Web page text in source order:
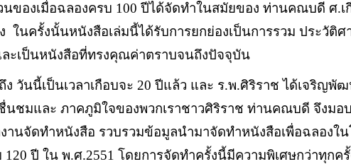
ของเมื่อฉลองครบ 100 ปีได้จัดทำในสมัยของ ท่านคณบดี ศ.
ในครั้งนั้นหนังสือเล่มนี้ได้รับการยกย่องเป็นการรวม ประวัติศ
ะเป็นหนังสือที่ทรงคุณค่าตราบจนถึงปัจจุบัน
วันนี้เป็นเวลาเกือบจะ 20 ปีแล้ว และ ร.พ.ศิริราช ได้เจริญพั
ชื่นชมและ ภาคภูมิใจของพวกเราชาวศิริราช ท่านคณบดี จึงมอ
านจัดทำหนังสือ รวบรวมข้อมูลนำมาจัดทำหนังสือเพื่อฉลองใ
120 ปี ใน พ.ศ.2551 โดยการจัดทำครั้งนี้มีความพิเศษกว่าทุกครั้